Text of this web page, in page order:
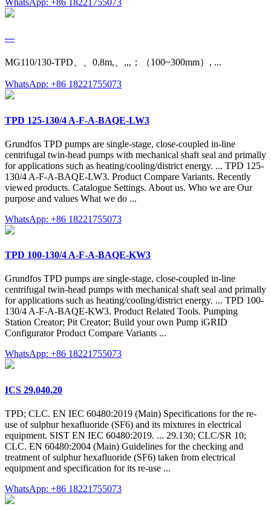
—
MG110/130-TPD、、0.8m,、,,,；（100~300mm）, ...
WhatsApp: +86 18221755073
TPD 125-130/4 A-F-A-BAQE-LW3
Grundfos TPD pumps are single-stage, close-coupled in-line
centrifugal twin-head pumps with mechanical shaft seal and primally
for applications such as heating/cooling/district energy. ... TPD 125-
130/4 A-F-A-BAQE-LW3. Product Compare Variants. Recently
viewed products. Catalogue Settings. About us. Who we are Our
purpose and values What we do ...
WhatsApp: +86 18221755073
TPD 100-130/4 A-F-A-BAQE-KW3
Grundfos TPD pumps are single-stage, close-coupled in-line
centrifugal twin-head pumps with mechanical shaft seal and primally
for applications such as heating/cooling/district energy. ... TPD 100-
130/4 A-F-A-BAQE-KW3. Product Related Tools. Pumping
Station Creator; Pit Creator; Build your own Pump iGRID
Configurator Product Compare Variants ...
WhatsApp: +86 18221755073
ICS 29.040.20
TPD; CLC. EN IEC 60480:2019 (Main) Specifications for the re-
use of sulphur hexafluoride (SF6) and its mixtures in electrical
equipment. SIST EN IEC 60480:2019. ... 29.130; CLC/SR 10;
CLC. EN 60480:2004 (Main) Guidelines for the checking and
treatment of sulphur hexafluoride (SF6) taken from electrical
equipment and specification for its re-use ...
WhatsApp: +86 18221755073